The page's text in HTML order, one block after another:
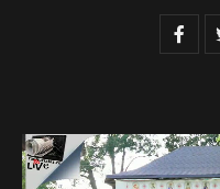
Urmăriți transmisiunea
celei de-a doua ediții a